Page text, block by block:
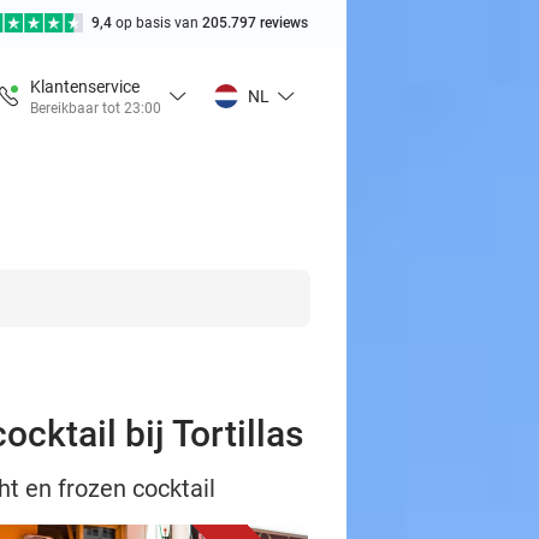
9,4 op basis van 205.797 reviews
Klantenservice
Bereikbaar tot 23:00
NL
bij Tortillas
en frozen cocktail